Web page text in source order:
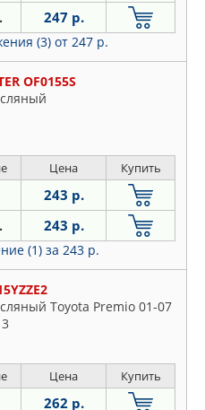
247 р.
(3) от 247 р.
OF0155S
Цена Купить
243 р.
243 р.
(1) за 243 р.
Toyota Premio 01-07
Цена Купить
262 р.